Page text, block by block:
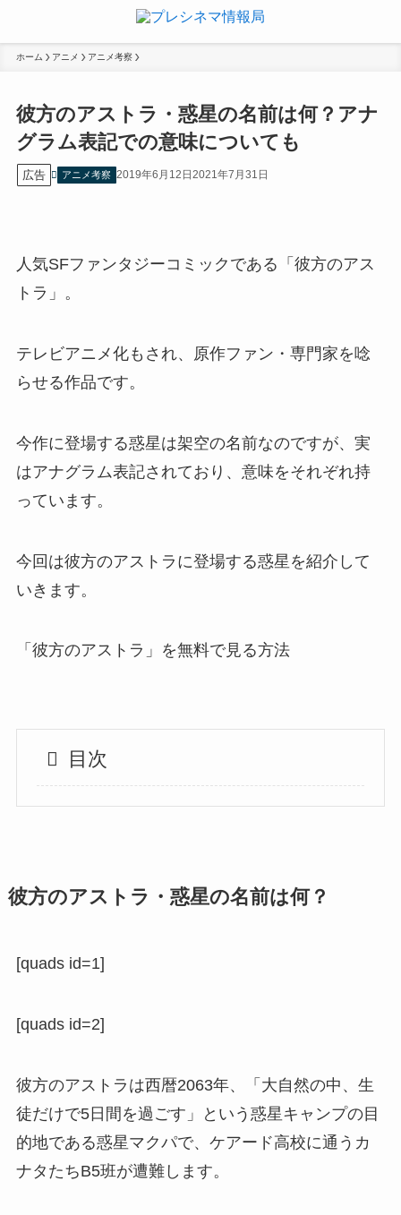
ホーム アニメ アニメ考察
彼方のアストラ・惑星の名前は何？アナ
グラム表記での意味についても
広告 アニメ考察 2019年6月12日2021年7月31日
人気SFファンタジーコミックである「彼方のアス
トラ」。
テレビアニメ化もされ、原作ファン・専門家を唸
らせる作品です。
今作に登場する惑星は架空の名前なのですが、実
はアナグラム表記されており、意味をそれぞれ持
っています。
今回は彼方のアストラに登場する惑星を紹介して
いきます。
「彼方のアストラ」を無料で見る方法
目次
彼方のアストラ・惑星の名前は何？
[quads id=1]
[quads id=2]
彼方のアストラは西暦2063年、「大自然の中、生
徒だけで5日間を過ごす」という惑星キャンプの目
的地である惑星マクパで、ケアード高校に通うカ
ナタたちB5班が遭難します。